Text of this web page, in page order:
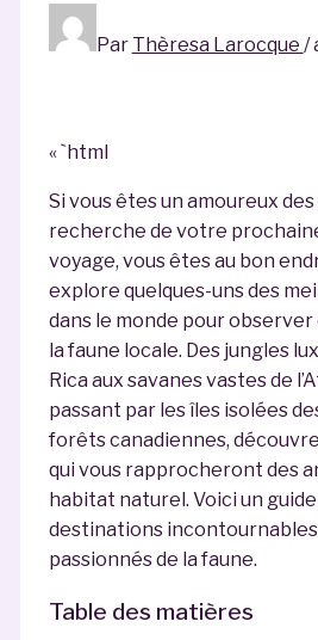
Par Thèresa Larocque /
« `html
Si vous êtes un amoureux des
recherche de votre
voyage, vous êtes au bon
explore quelques-uns des
dans le monde pour
la faune locale. Des jungles
Rica aux savanes vastes de
passant par les îles isolées
forêts canadiennes,
qui vous rapprocheront des
habitat naturel. Voici un
destinations
passionnés de la faune.
Table des matières